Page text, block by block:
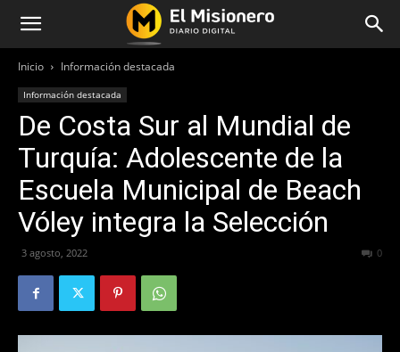
Inicio Información destacada
Información destacada
De Costa Sur al Mundial de
Turquía: Adolescente de la
Escuela Municipal de Beach
Vóley integra la Selección
3 agosto, 2022 0